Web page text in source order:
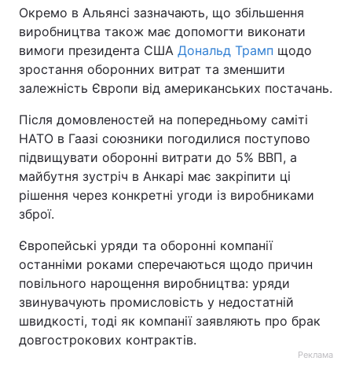
Окремо в Альянсі зазначають, що збільшення
виробництва також має допомогти виконати
вимоги президента США Дональд Трамп щодо
зростання оборонних витрат та зменшити
залежність Європи від американських постачань.
Після домовленостей на попередньому саміті
НАТО в Гаазі союзники погодилися поступово
підвищувати оборонні витрати до 5% ВВП, а
майбутня зустріч в Анкарі має закріпити ці
рішення через конкретні угоди із виробниками
зброї.
Європейські уряди та оборонні компанії
останніми роками сперечаються щодо причин
повільного нарощення виробництва: уряди
звинувачують промисловість у недостатній
швидкості, тоді як компанії заявляють про брак
довгострокових контрактів.
Реклама